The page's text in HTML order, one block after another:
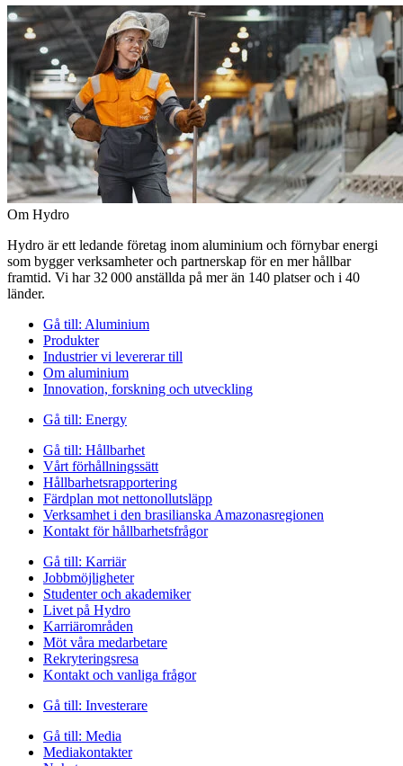
Om Hydro
Hydro är ett ledande företag inom aluminium och förnybar energi
som bygger verksamheter och partnerskap för en mer hållbar
framtid. Vi har 32 000 anställda på mer än 140 platser och i 40
länder.
Gå till: Aluminium
Produkter
Industrier vi levererar till
Om aluminium
Innovation, forskning och utveckling
Gå till: Energy
Gå till: Hållbarhet
Vårt förhållningssätt
Hållbarhetsrapportering
Färdplan mot nettonollutsläpp
Verksamhet i den brasilianska Amazonasregionen
Kontakt för hållbarhetsfrågor
Gå till: Karriär
Jobbmöjligheter
Studenter och akademiker
Livet på Hydro
Karriärområden
Möt våra medarbetare
Rekryteringsresa
Kontakt och vanliga frågor
Gå till: Investerare
Gå till: Media
Mediakontakter